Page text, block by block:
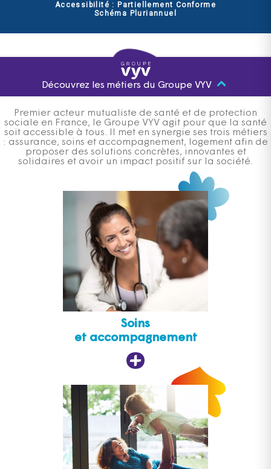
Accessibilité : Partiellement Conforme
Schéma Pluriannuel
Découvrez les métiers du Groupe VYV
Premier acteur mutualiste de santé et de protection
sociale en France, le Groupe VYV agit pour que la santé
soit accessible à tous. Il met en synergie ses trois métiers
: assurance, soins et accompagnement, logement afin de
proposer des solutions concrètes, innovantes et
solidaires et avoir un impact positif sur la société.
Soins
et accompagnement